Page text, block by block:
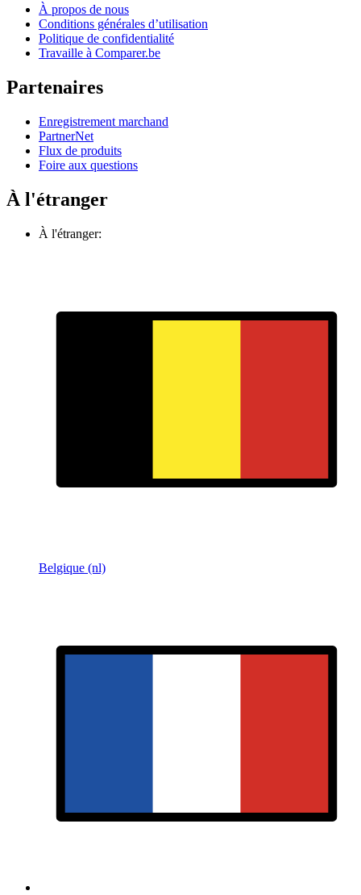
À propos de nous
Conditions générales d’utilisation
Politique de confidentialité
Travaille à Comparer.be
Partenaires
Enregistrement marchand
PartnerNet
Flux de produits
Foire aux questions
À l'étranger
À l'étranger:
Belgique (nl)